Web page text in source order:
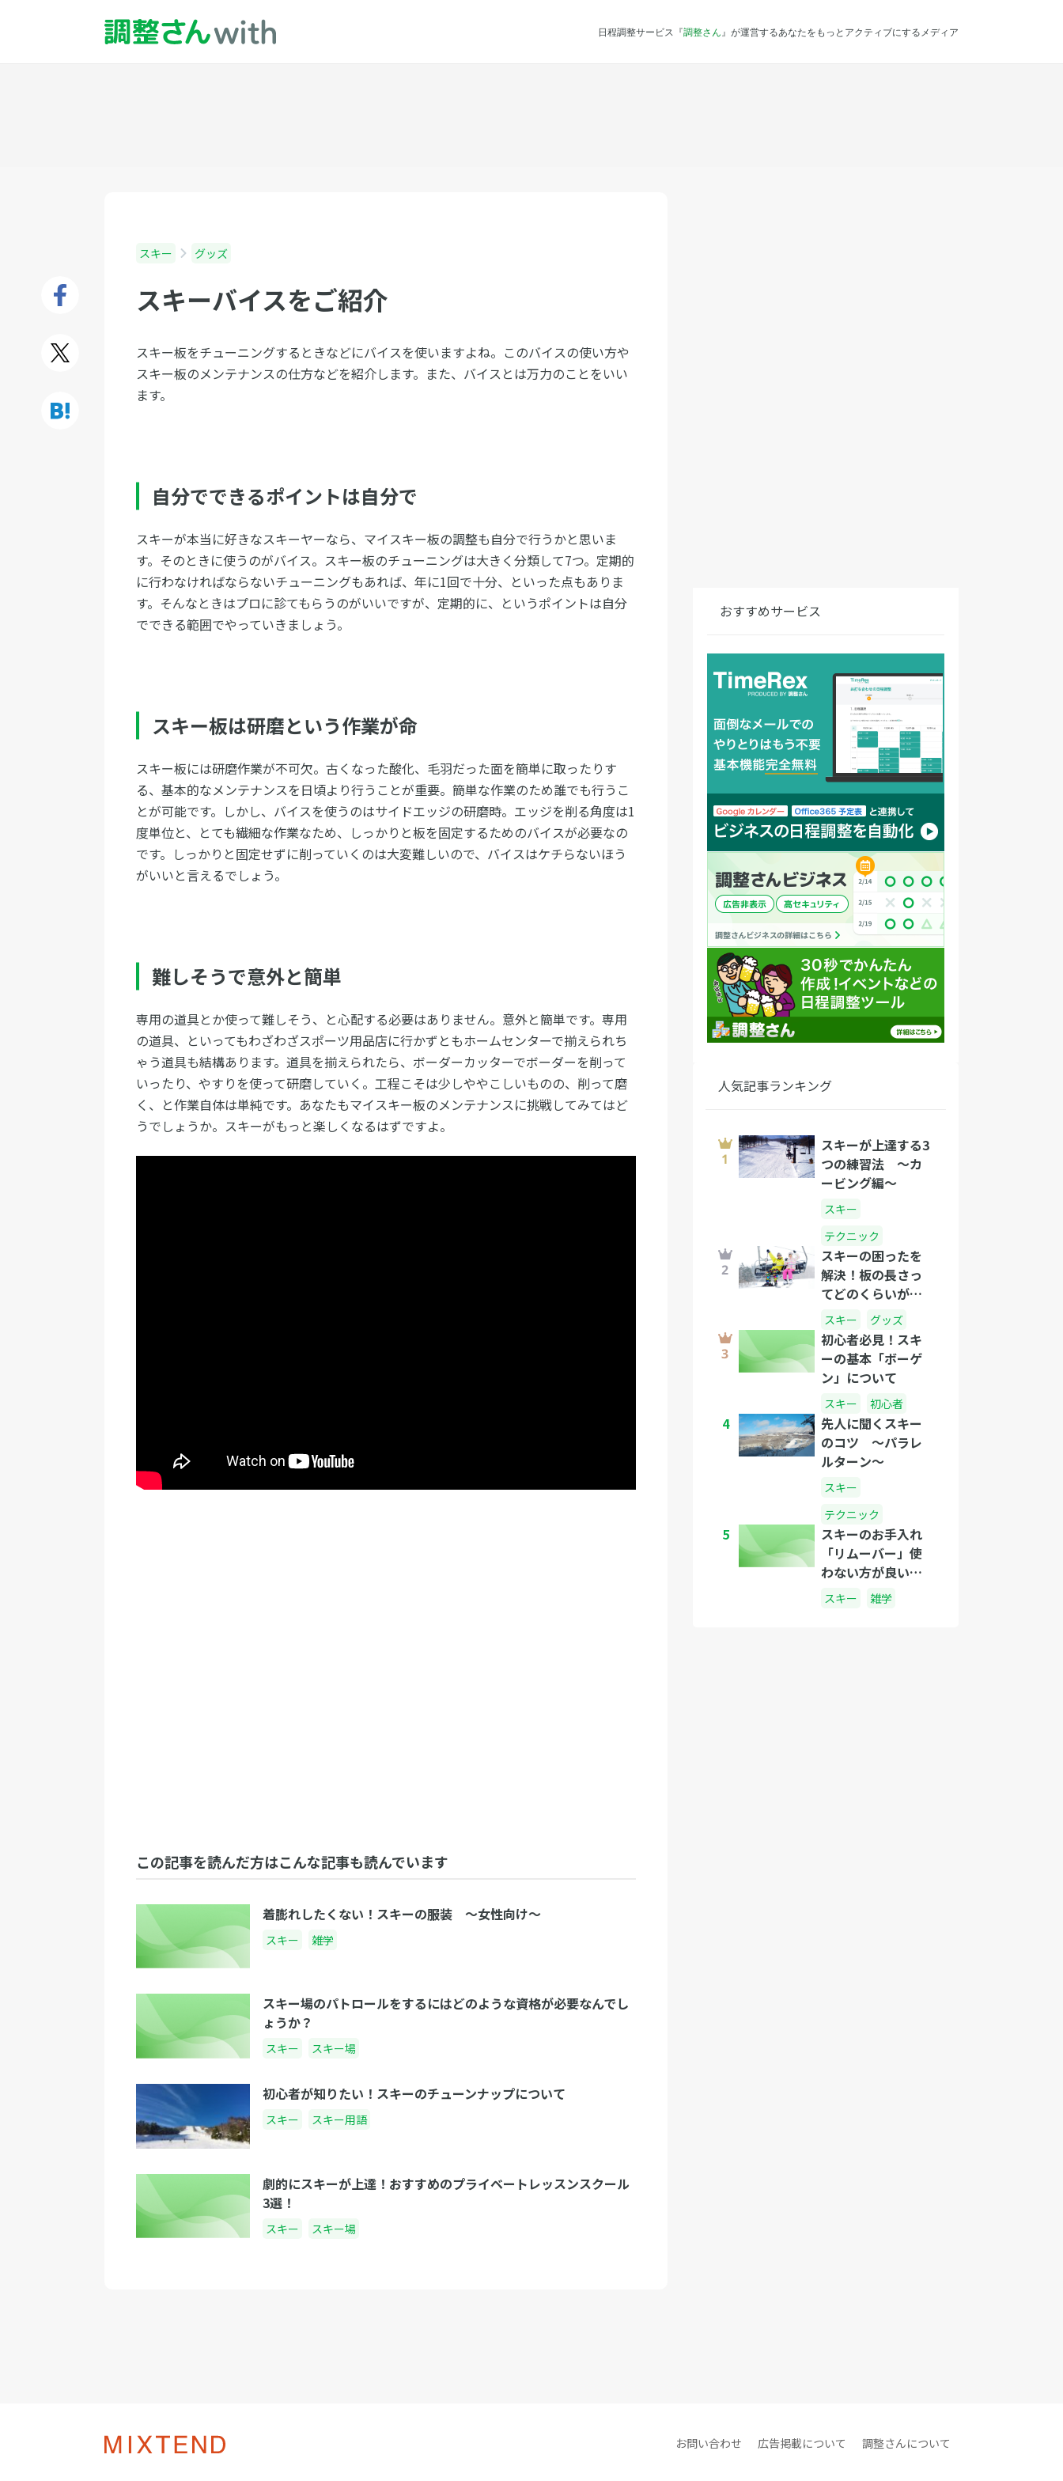
日程調整サービス『調整さん 』が運営するあなたをもっとアクティブにするメディア
スキー グッズ
スキーバイスをご紹介
スキー板をチューニングするときなどにバイスを使いますよね。このバイスの使い方や
スキー板のメンテナンスの仕方などを紹介します。また、バイスとは万力のことをいい
ます。
自分でできるポイントは自分で
スキーが本当に好きなスキーヤーなら、マイスキー板の調整も自分で行うかと思いま
す。そのときに使うのがバイス。スキー板のチューニングは大きく分類して7つ。定期的
に行わなければならないチューニングもあれば、年に1回で十分、といった点もありま
す。そんなときはプロに診てもらうのがいいですが、定期的に、というポイントは自分
でできる範囲でやっていきましょう。
スキー板は研磨という作業が命
スキー板には研磨作業が不可欠。古くなった酸化、毛羽だった面を簡単に取ったりす
る、基本的なメンテナンスを日頃より行うことが重要。簡単な作業のため誰でも行うこ
とが可能です。しかし、バイスを使うのはサイドエッジの研磨時。エッジを削る角度は1
度単位と、とても繊細な作業なため、しっかりと板を固定するためのバイスが必要なの
です。しっかりと固定せずに削っていくのは大変難しいので、バイスはケチらないほう
がいいと言えるでしょう。
難しそうで意外と簡単
専用の道具とか使って難しそう、と心配する必要はありません。意外と簡単です。専用
の道具、といってもわざわざスポーツ用品店に行かずともホームセンターで揃えられち
ゃう道具も結構あります。道具を揃えられたら、ボーダーカッターでボーダーを削って
いったり、やすりを使って研磨していく。工程こそは少しややこしいものの、削って磨
く、と作業自体は単純です。あなたもマイスキー板のメンテナンスに挑戦してみてはど
うでしょうか。スキーがもっと楽しくなるはずですよ。
この記事を読んだ方はこんな記事も読んでいます
着膨れしたくない！スキーの服装 〜女性向け〜
スキー 雑学
スキー場のパトロールをするにはどのような資格が必要なんでし
ょうか？
スキー スキー場
初心者が知りたい！スキーのチューンナップについて
スキー スキー用語
劇的にスキーが上達！おすすめのプライベートレッスンスクール
3選！
スキー スキー場
おすすめサービス
人気記事ランキング
スキーが上達する3
つの練習法 〜カ
ービング編〜
スキー
テクニック
スキーの困ったを
解決！板の長さっ
てどのくらいがい
いの？
スキー グッズ
初心者必見！スキ
ーの基本「ボーゲ
ン」について
スキー 初心者
4
先人に聞くスキー
のコツ 〜パラレ
ルターン〜
スキー
テクニック
5
スキーのお手入れ
「リムーバー」使
わない方が良い
の？正しい使い方
は？
スキー 雑学
お問い合わせ 広告掲載について 調整さんについて